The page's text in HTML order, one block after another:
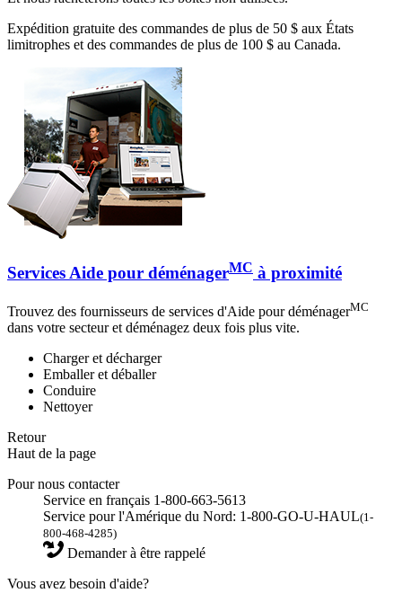
Expédition gratuite des commandes de plus de 50 $ aux États
limitrophes et des commandes de plus de 100 $ au Canada.
Services Aide pour déménagerMC à proximité
Trouvez des fournisseurs de services d'Aide pour déménagerMC
dans votre secteur et déménagez deux fois plus vite.
Charger et décharger
Emballer et déballer
Conduire
Nettoyer
Retour
Haut de la page
Pour nous contacter
Service en français 1-800-663-5613
Service pour l'Amérique du Nord: 1-800-GO-U-HAUL(1-
800-468-4285)
Demander à être rappelé
Vous avez besoin d'aide?